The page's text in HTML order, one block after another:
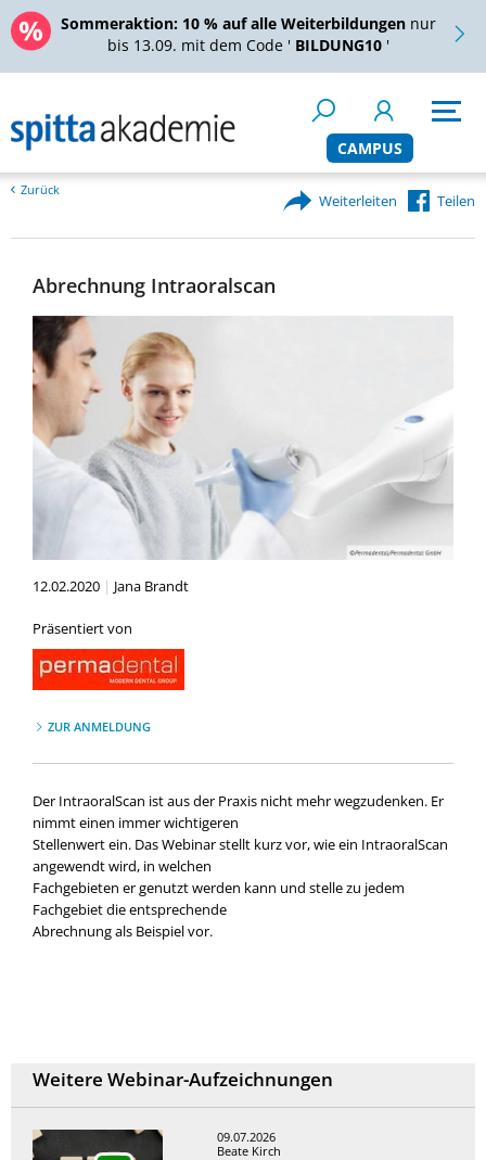
Sommeraktion: 10 % auf alle Weiterbildungen nur
bis 13.09. mit dem Code ' BILDUNG10 '
CAMPUS
Zurück
Weiterleiten Teilen
Abrechnung Intraoralscan
12.02.2020 | Jana Brandt
Präsentiert von
ZUR ANMELDUNG
Der IntraoralScan ist aus der Praxis nicht mehr wegzudenken. Er
nimmt einen immer wichtigeren
Stellenwert ein. Das Webinar stellt kurz vor, wie ein IntraoralScan
angewendt wird, in welchen
Fachgebieten er genutzt werden kann und stelle zu jedem
Fachgebiet die entsprechende
Abrechnung als Beispiel vor.
Weitere Webinar-Aufzeichnungen
09.07.2026
Beate Kirch